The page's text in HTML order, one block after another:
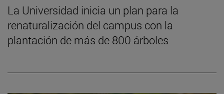
La Universidad inicia un plan para la
renaturalización del campus con la
plantación de más de 800 árboles